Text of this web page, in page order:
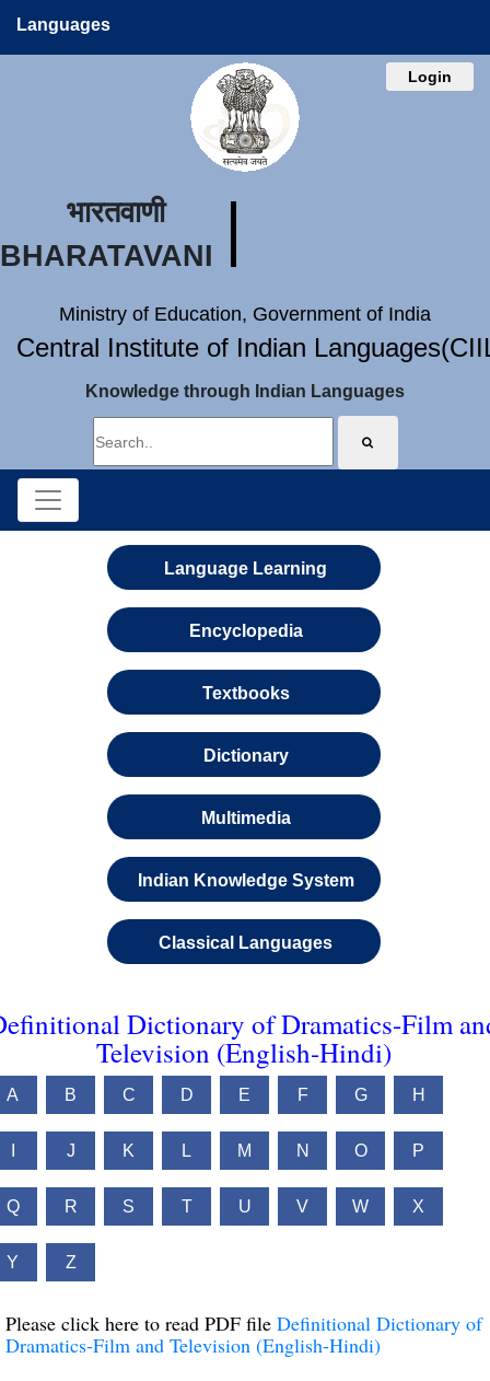
Languages
Login
भारतवाणी
BHARATAVANI
Ministry of Education, Government of India
Central Institute of Indian
Knowledge through Indian Languages
Language Learning
Encyclopedia
Textbooks
Dictionary
Multimedia
Indian Knowledge System
Classical Languages
Dictionary of Dramatics-Film
Television (English-Hindi)
A B C D E F G H
J K L M N O P
Q R S T U V W X
Y Z
Please click here to read PDF file Definitional Dictionary of
Dramatics-Film and Television (English-Hindi)